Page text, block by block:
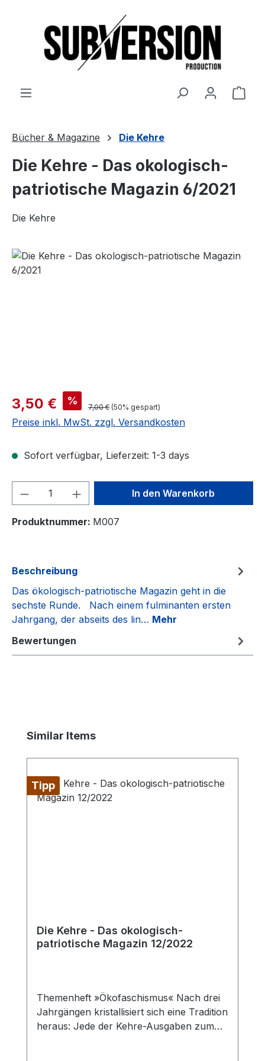
Bücher & Magazine Die Kehre
Die Kehre - Das okologisch-
patriotische Magazin 6/2021
Die Kehre
Verkaufspreis:
3,50 € % Regulärer Preis:
7,00 € (50% gespart)
Preise inkl. MwSt. zzgl. Versandkosten
Sofort verfügbar, Lieferzeit: 1-3 days
Produkt Anzahl: Gib denIn den Warenkorb
Produktnummer: M007
Beschreibung
Das ökologisch-patriotische Magazin geht in die
sechste Runde. Nach einem fulminanten ersten
Jahrgang, der abseits des lin… Mehr
Bewertungen
Produktgalerie überspringen
Similar Items
Tipp
Die Kehre - Das okologisch-
patriotische Magazin 12/2022
Themenheft »Ökofaschismus« Nach drei
Jahrgängen kristallisiert sich eine Tradition
heraus: Jede der Kehre-Ausgaben zum